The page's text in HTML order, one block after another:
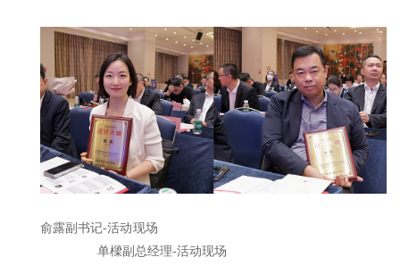
俞露副书记-活动现场
单樑副总经理-活动现场